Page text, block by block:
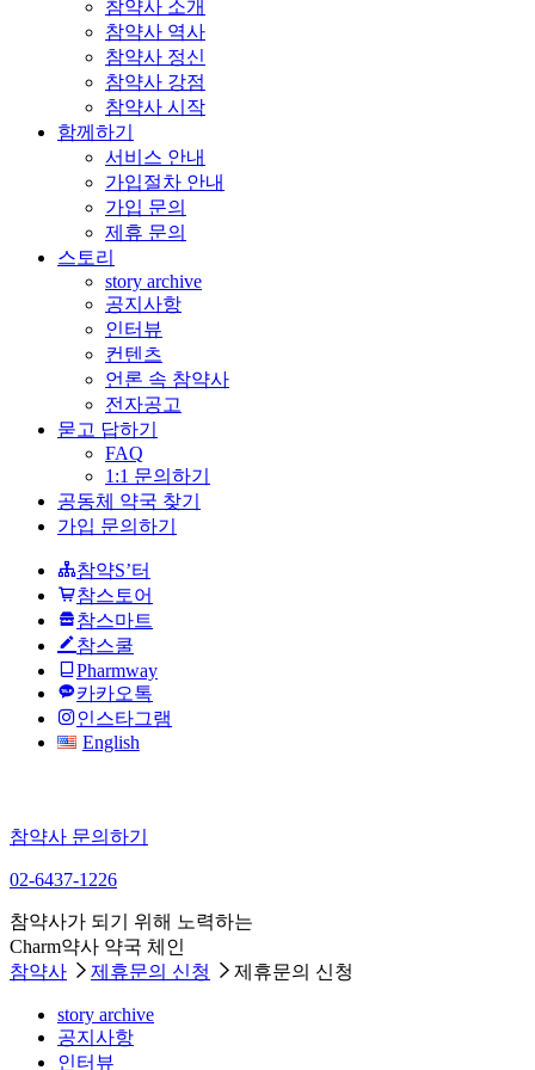
참약사 소개
참약사 역사
참약사 정신
참약사 강점
참약사 시작
함께하기
서비스 안내
가입절차 안내
가입 문의
제휴 문의
스토리
story archive
공지사항
인터뷰
컨텐츠
언론 속 참약사
전자공고
묻고 답하기
FAQ
1:1 문의하기
공동체 약국 찾기
가입 문의하기
참약S’터
참스토어
참스마트
참스쿨
Pharmway
카카오톡
인스타그램
English
참약사 문의하기
02-6437-1226
참약사가 되기 위해 노력하는
Charm약사 약국 체인
참약사
제휴문의 신청 제휴문의 신청
story archive
공지사항
인터뷰